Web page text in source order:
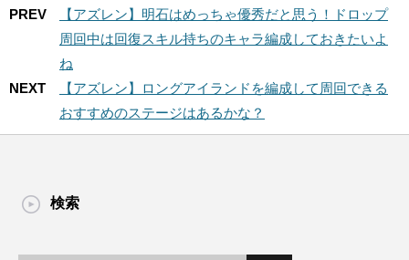
PREV
【アズレン】明石はめっちゃ優秀だと思う！ドロップ
周回中は回復スキル持ちのキャラ編成しておきたいよ
ね
NEXT
【アズレン】ロングアイランドを編成して周回できる
おすすめのステージはあるかな？
検索